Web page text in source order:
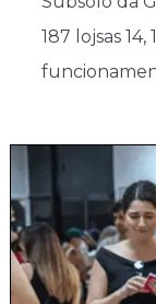
187 lojsas